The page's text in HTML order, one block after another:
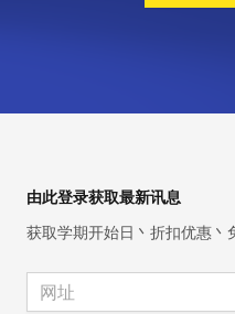
由此登录获取最新讯息
获取学期开始日丶折扣优惠丶
Email address